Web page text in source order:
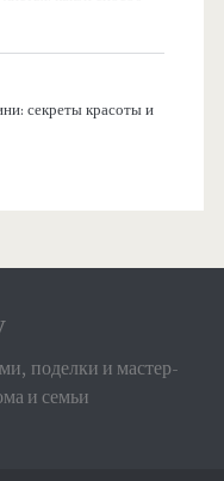
секреты красоты и
поделки и мастер-
и семьи